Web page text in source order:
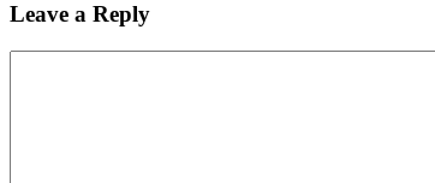
Leave a Reply